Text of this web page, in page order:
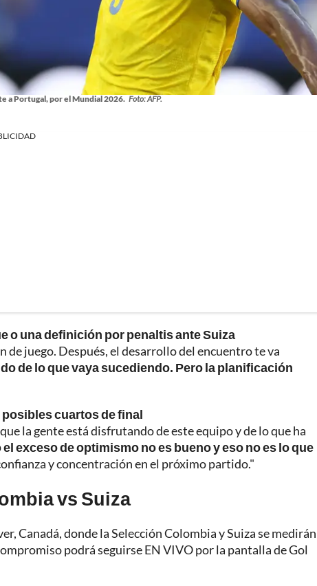
a Portugal, por el Mundial 2026. Foto: AFP.
o una definición por penaltis ante Suiza
de juego. Después, el desarrollo del encuentro te va
de lo que vaya sucediendo. Pero la planificación
cuartos de final
la gente está disfrutando de este equipo y de lo que ha
el exceso de optimismo no es bueno y eso no es lo que
y concentración en el próximo partido."
vs Suiza
Canadá, donde la Selección Colombia y Suiza se medirán
podrá seguirse EN VIVO por la pantalla de Gol